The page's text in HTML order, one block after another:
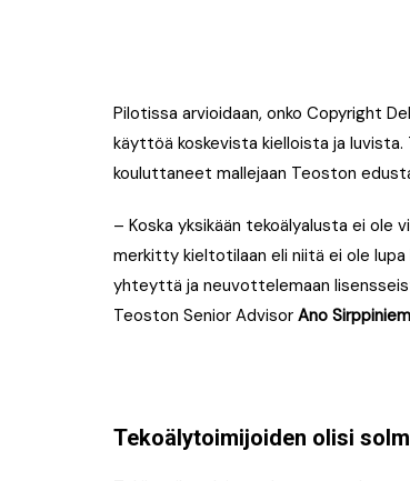
Pilotissa arvioidaan, onko Copyright
käyttöä koskevista kielloista ja
kouluttaneet mallejaan Teoston
– Koska yksikään tekoälyalusta ei ole
merkitty kieltotilaan eli niitä ei ole
yhteyttä ja neuvottelemaan
Teoston Senior Advisor Ano
Tekoälytoimijoiden olisi